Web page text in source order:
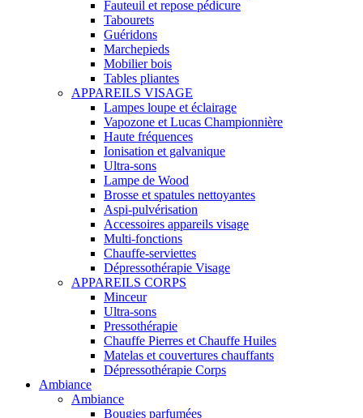
Fauteuil et repose pédicure
Tabourets
Guéridons
Marchepieds
Mobilier bois
Tables pliantes
APPAREILS VISAGE
Lampes loupe et éclairage
Vapozone et Lucas Championnière
Haute fréquences
Ionisation et galvanique
Ultra-sons
Lampe de Wood
Brosse et spatules nettoyantes
Aspi-pulvérisation
Accessoires appareils visage
Multi-fonctions
Chauffe-serviettes
Dépressothérapie Visage
APPAREILS CORPS
Minceur
Ultra-sons
Pressothérapie
Chauffe Pierres et Chauffe Huiles
Matelas et couvertures chauffants
Dépressothérapie Corps
Ambiance
Ambiance
Bougies parfumées